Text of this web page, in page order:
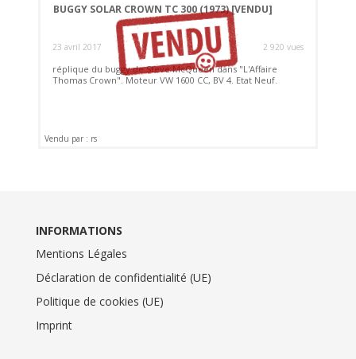
BUGGY SOLAR CROWN TC 300 (1973)[VENDU]
23 avril 2017 2 920 vues
réplique du buggy de Steve McQueen dans "L'Affaire
Thomas Crown". Moteur VW 1600 CC, BV 4. Etat Neuf.
Vendu par : rs
INFORMATIONS
Mentions Légales
Déclaration de confidentialité (UE)
Politique de cookies (UE)
Imprint